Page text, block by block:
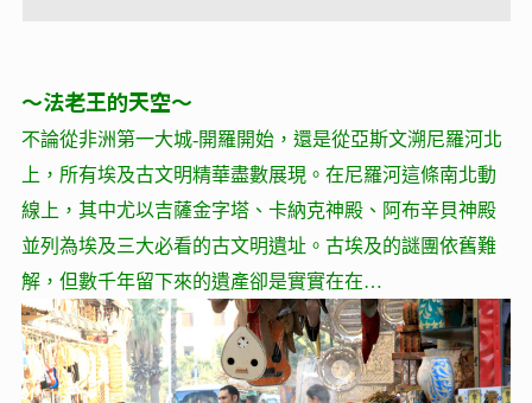
～法老王的天空～
不論從非洲第一大城-開羅開始，還是從亞斯文溯尼羅河北
上，所有埃及古文明精華盡數展現。在尼羅河這條南北動
線上，其中尤以吉薩金字塔、卡納克神殿、阿布辛貝神殿
並列為埃及三大必看的古文明遺址。古埃及的謎團依舊難
解，但數千年留下來的遺產卻是實實在在…